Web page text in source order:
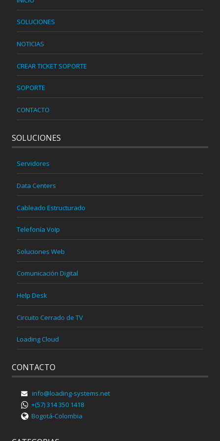
SOLUCIONES
NOTICIAS
CREAR TICKET SOPORTE
SOPORTE
CONTACTO
SOLUCIONES
Servidores
Data Centers
Cableado Estructurado
Telefonía VoIp
Soluciones Web
Comunicación Digital
Help Desk
Circuito Cerrado de TV
Loading Cloud
CONTACTO
info@loading-systems.net
+(57) 314 350 1418
Bogotá-Colombia